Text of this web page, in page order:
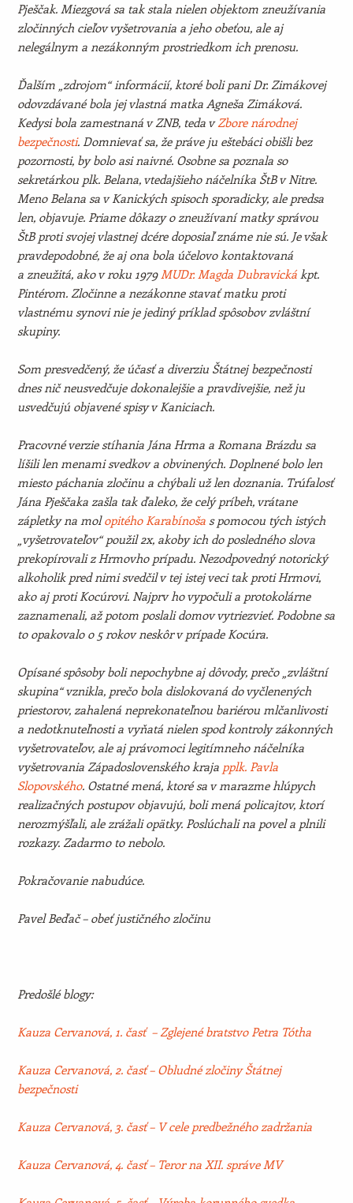
Pješčak. Miezgová sa tak stala nielen objektom zneužívania
zločinných cieľov vyšetrovania a jeho obeťou, ale aj
nelegálnym a nezákonným prostriedkom ich prenosu.
Ďalším „zdrojom“ informácií, ktoré boli pani Dr. Zimákovej
odovzdávané bola jej vlastná matka Agneša Zimáková.
Kedysi bola zamestnaná v ZNB, teda vZbore národnej
bezpečnosti. Domnievať sa, že práve ju eštebáci obišli bez
pozornosti, by bolo asi naivné. Osobne sa poznala so
sekretárkou plk. Belana, vtedajšieho náčelníka ŠtB v Nitre.
Meno Belana sa v Kanických spisoch sporadicky, ale predsa
len, objavuje. Priame dôkazy o zneužívaní matky správou
ŠtB proti svojej vlastnej dcére doposiaľ známe nie sú. Je však
pravdepodobné, že aj ona bola účelovo kontaktovaná
a zneužitá, ako v roku 1979MUDr. Magda Dubravickákpt.
Pintérom. Zločinne a nezákonne stavať matku proti
vlastnému synovi nie je jediný príklad spôsobov zvláštní
skupiny.
Som presvedčený, že účasť a diverziu Štátnej bezpečnosti
dnes nič neusvedčuje dokonalejšie a pravdivejšie, než ju
usvedčujú objavené spisy v Kaniciach.
Pracovné verzie stíhania Jána Hrma a Romana Brázdu sa
líšili len menami svedkov a obvinených. Doplnené bolo len
miesto páchania zločinu a chýbali už len doznania. Trúfalosť
Jána Pješčaka zašla tak ďaleko, že celý príbeh, vrátane
zápletky na molopitého Karabínošas pomocou tých istých
„vyšetrovateľov“ použil 2x, akoby ich do posledného slova
prekopírovali z Hrmovho prípadu. Nezodpovedný notorický
alkoholik pred nimi svedčil v tej istej veci tak proti Hrmovi,
ako aj proti Kocúrovi. Najprv ho vypočuli a protokolárne
zaznamenali, až potom poslali domov vytriezvieť. Podobne sa
to opakovalo o 5 rokov neskôr v prípade Kocúra.
Opísané spôsoby boli nepochybne aj dôvody, prečo „zvláštní
skupina“ vznikla, prečo bola dislokovaná do vyčlenených
priestorov, zahalená neprekonateľnou bariérou mlčanlivosti
a nedotknuteľnosti a vyňatá nielen spod kontroly zákonných
vyšetrovateľov, ale aj právomoci legitímneho náčelníka
vyšetrovania Západoslovenského kraja pplk. Pavla
Slopovského. Ostatné mená, ktoré sa v marazme hlúpych
realizačných postupov objavujú, boli mená policajtov, ktorí
nerozmýšľali, ale zrážali opätky. Poslúchali na povel a plnili
rozkazy. Zadarmo to nebolo.
Pokračovanie nabudúce.
Pavel Beďač – obeť justičného zločinu
Predošlé blogy:
Kauza Cervanová, 1. časť – Zglejené bratstvo Petra Tótha
Kauza Cervanová, 2. časť – Obludné zločiny Štátnej
bezpečnosti
Kauza Cervanová, 3. časť – V cele predbežného zadržania
Kauza Cervanová, 4. časť – Teror na XII. správe MV